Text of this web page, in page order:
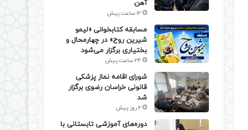
آهن
12 ساعت پیش
مسابقه کتابخوانی «لیمو
شیرین روح» در چهارمحال و
بختیاری برگزار می‌شود
24 ساعت پیش
شورای اقامه نماز پزشکی
قانونی خراسان رضوی برگزار
شد
2 روز پیش
دوره‌های آموزشی تابستانی با